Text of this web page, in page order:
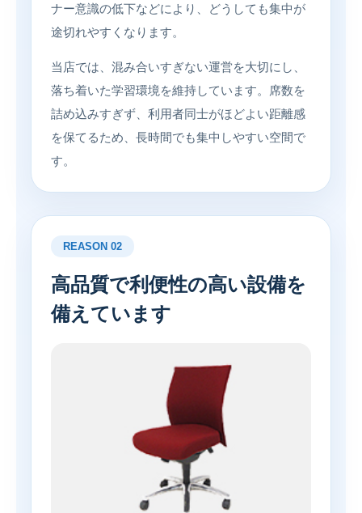
ナー意識の低下などにより、どうしても集中が
途切れやすくなります。
当店では、混み合いすぎない運営を大切にし、
落ち着いた学習環境を維持しています。席数を
詰め込みすぎず、利用者同士がほどよい距離感
を保てるため、長時間でも集中しやすい空間で
す。
REASON 02
高品質で利便性の高い設備を
備えています